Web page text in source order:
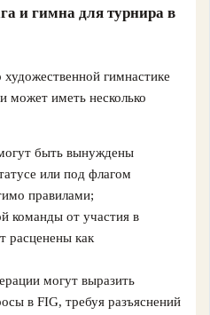
и гимна для турнира в
гимнастике
может иметь несколько
быть вынуждены
или под флагом
правилами;
команды от участия в
расценены как
могут выразить
в FIG, требуя разъяснений